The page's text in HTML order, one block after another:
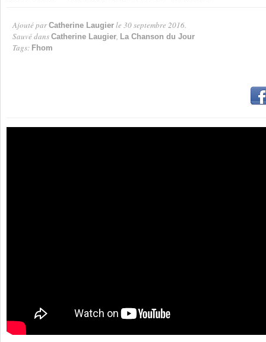
Ajouté par Catherine Laugier le 30 septembre 2016.
Sauvé dans Catherine Laugier, La Chanson du Jour
Tags: Fhom